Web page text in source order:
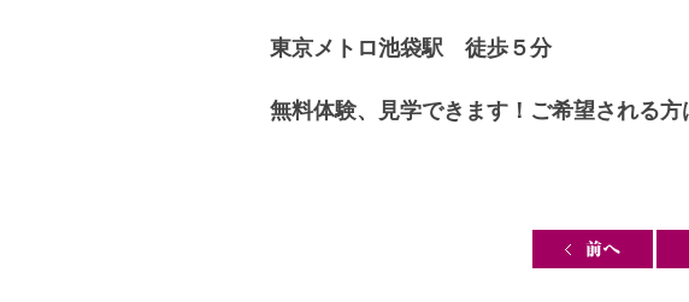
東京メトロ池袋駅 徒歩５分
無料体験、見学できます！ご希望される方